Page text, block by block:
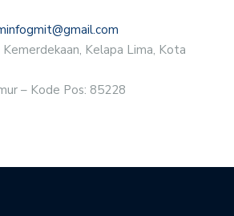
Kelapa Lima, Kota
– Kode Pos: 85228